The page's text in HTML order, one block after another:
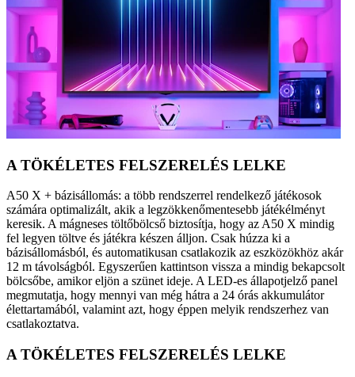
A TÖKÉLETES FELSZERELÉS LELKE
A50 X + bázisállomás: a több rendszerrel rendelkező játékosok
számára optimalizált, akik a legzökkenőmentesebb játékélményt
keresik. A mágneses töltőbölcső biztosítja, hogy az A50 X mindig
fel legyen töltve és játékra készen álljon. Csak húzza ki a
bázisállomásból, és automatikusan csatlakozik az eszközökhöz akár
12 m távolságból. Egyszerűen kattintson vissza a mindig bekapcsolt
bölcsőbe, amikor eljön a szünet ideje. A LED-es állapotjelző panel
megmutatja, hogy mennyi van még hátra a 24 órás akkumulátor
élettartamából, valamint azt, hogy éppen melyik rendszerhez van
csatlakoztatva.
A TÖKÉLETES FELSZERELÉS LELKE